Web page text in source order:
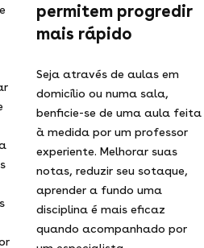
permitem progredir
mais rápido
Seja através de aulas em
domicílio ou numa sala,
benficie-se de uma aula feita
à medida por um professor
experiente. Melhorar suas
notas, reduzir seu sotaque,
aprender a fundo uma
disciplina é mais eficaz
quando acompanhado por